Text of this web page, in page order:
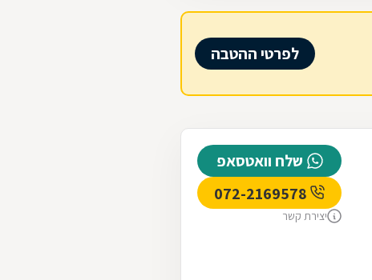
לפרטי ההטבה
שלח וואטסאפ
יצירת קשר